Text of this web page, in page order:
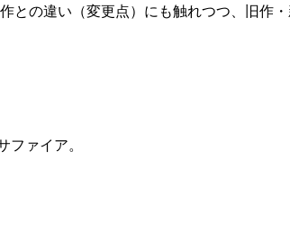
の違い（変更点）にも触れつつ、旧作
ファイア。